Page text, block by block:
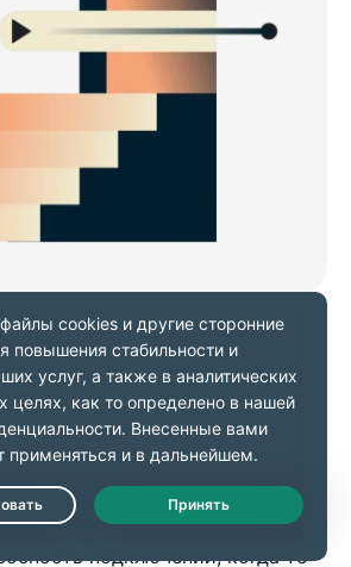
просмотр
и онлайн-игры без
при просмотре видео
или iPad? Некоторые
ограничивают
подключений, когда те
Live Chat